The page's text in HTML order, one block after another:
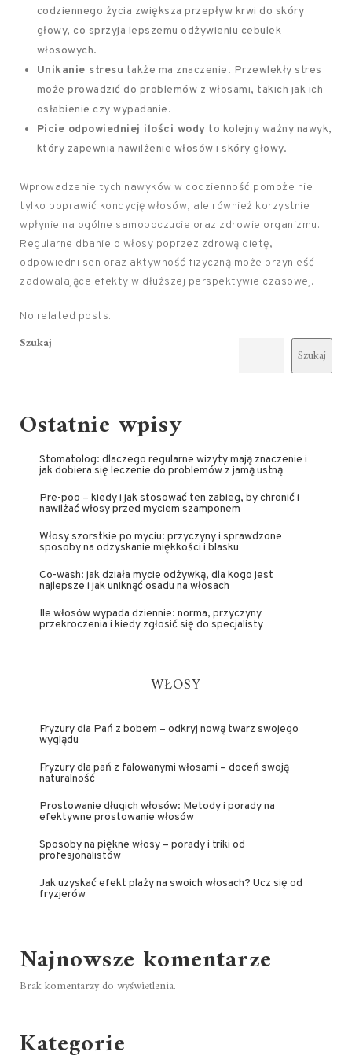
codziennego życia zwiększa przepływ krwi do skóry
głowy, co sprzyja lepszemu odżywieniu cebulek
włosowych.
Unikanie stresu także ma znaczenie. Przewlekły stres
może prowadzić do problemów z włosami, takich jak ich
osłabienie czy wypadanie.
Picie odpowiedniej ilości wody to kolejny ważny nawyk,
który zapewnia nawilżenie włosów i skóry głowy.
Wprowadzenie tych nawyków w codzienność pomoże nie
tylko poprawić kondycję włosów, ale również korzystnie
wpłynie na ogólne samopoczucie oraz zdrowie organizmu.
Regularne dbanie o włosy poprzez zdrową dietę,
odpowiedni sen oraz aktywność fizyczną może przynieść
zadowalające efekty w dłuższej perspektywie czasowej.
No related posts.
Szukaj
Szukaj
Ostatnie wpisy
Stomatolog: dlaczego regularne wizyty mają znaczenie i
jak dobiera się leczenie do problemów z jamą ustną
Pre-poo – kiedy i jak stosować ten zabieg, by chronić i
nawilżać włosy przed myciem szamponem
Włosy szorstkie po myciu: przyczyny i sprawdzone
sposoby na odzyskanie miękkości i blasku
Co-wash: jak działa mycie odżywką, dla kogo jest
najlepsze i jak uniknąć osadu na włosach
Ile włosów wypada dziennie: norma, przyczyny
przekroczenia i kiedy zgłosić się do specjalisty
WŁOSY
Fryzury dla Pań z bobem – odkryj nową twarz swojego
wyglądu
Fryzury dla pań z falowanymi włosami – doceń swoją
naturalność
Prostowanie długich włosów: Metody i porady na
efektywne prostowanie włosów
Sposoby na piękne włosy – porady i triki od
profesjonalistów
Jak uzyskać efekt plaży na swoich włosach? Ucz się od
fryzjerów
Najnowsze komentarze
Brak komentarzy do wyświetlenia.
Kategorie